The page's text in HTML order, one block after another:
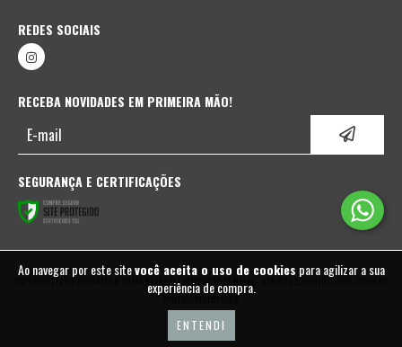
Ao navegar por este sitevocê aceita o uso de cookies para agilizar a sua
experiência de compra.
ENTENDI
REDES SOCIAIS
RECEBA NOVIDADES EM PRIMEIRA MÃO!
SEGURANÇA E CERTIFICAÇÕES
COPYRIGHT FABIO BORGATTO & TELMA HAYASHI | DECORAÇÃO DE NATAL - 05937702000110 - 2026. TODOS OS
DIREITOS RESERVADOS.